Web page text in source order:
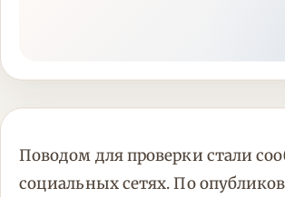
Поводом для проверки стали
социальных сетях. По